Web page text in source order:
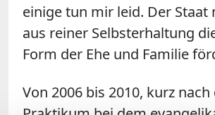
einige tun mir leid. Der Staat
aus reiner Selbsterhaltung
Form der Ehe und Familie
Von 2006 bis 2010, kurz nach